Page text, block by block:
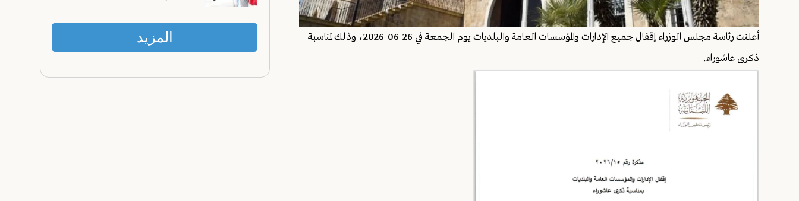
أعلنت رئاسة مجلس الوزراء إقفال جميع الإدارات والمؤسسات العامة والبلديات يوم الجمعة في 26-06-2026، وذلك لمناسبة
ذكرى عاشوراء.
المزيد